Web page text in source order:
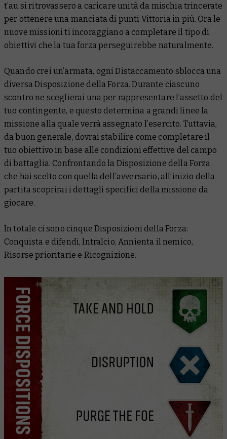
t’au si ritrovassero a caricare unità da mischia trincerate
per ottenere una manciata di punti Vittoria in più. Ora le
nuove missioni ti incoraggiano a completare il tipo di
obiettivi che la tua forza perseguirebbe naturalmente.
Quando crei un’armata, ogni Distaccamento sblocca una
diversa Disposizione della Forza. Durante ciascuno
scontro ne sceglierai una per rappresentare l’assetto del
tuo contingente, e questo determina a grandi linee la
missione alla quale verrà assegnato l’esercito. Tuttavia,
da buon generale, dovrai stabilire come completare il
tuo obiettivo in base alle condizioni effettive del campo
di battaglia. Confrontando la Disposizione della Forza
che hai scelto con quella dell’avversario, all’inizio della
partita scoprirai i dettagli specifici della missione da
giocare.
In totale ci sono cinque Disposizioni della Forza:
Conquista e difendi, Intralcio, Annienta il nemico,
Risorse prioritarie e Ricognizione.